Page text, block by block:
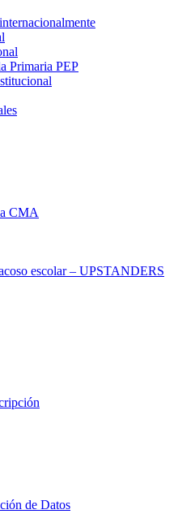
Primaria PEP
CMA
escolar – UPSTANDERS
de Datos